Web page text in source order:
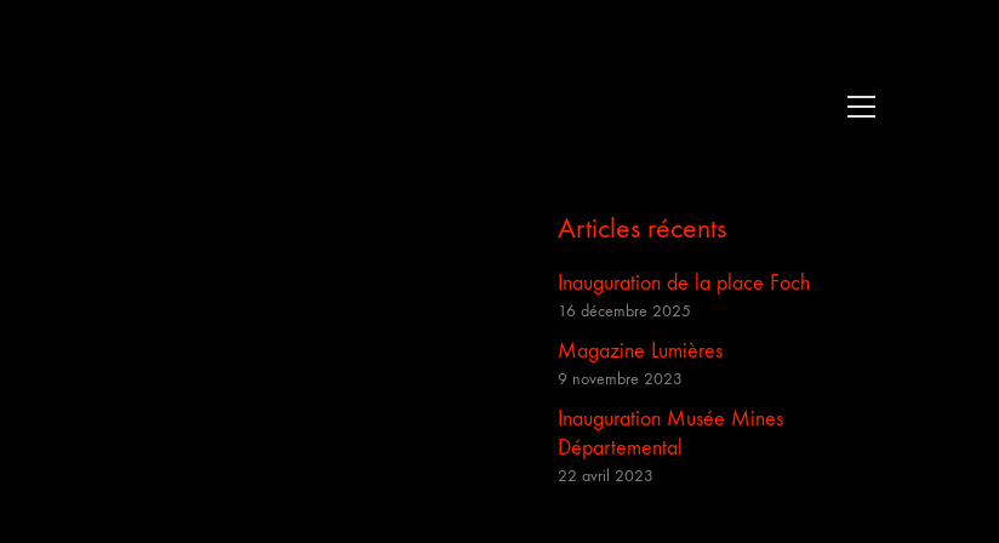
Articles récents
Inauguration de la place Foch
16 décembre 2025
Magazine Lumières
9 novembre 2023
Inauguration Musée Mines
Départemental
22 avril 2023